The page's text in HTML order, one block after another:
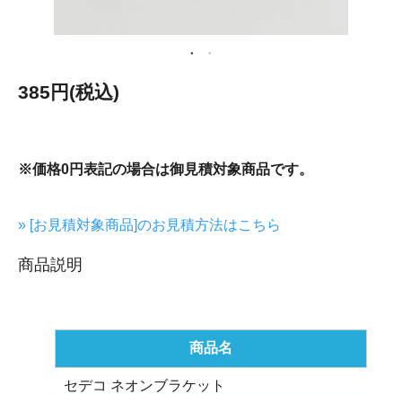
385円(税込)
※価格0円表記の場合は御見積対象商品です。
» [お見積対象商品]のお見積方法はこちら
商品説明
商品名
セデコ ネオンブラケット